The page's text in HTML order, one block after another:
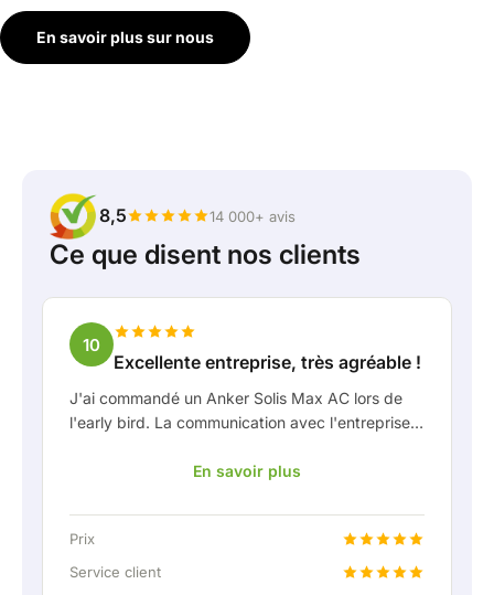
En savoir plus sur nous
8,5 14 000+ avis
Ce que disent nos clients
10
Excellente entreprise, très agréable !
J'ai commandé un Anker Solis Max AC lors de
l'early bird. La communication avec l'entreprise,
en tant que client. Rico m'a tenu bien informé de
partagée. Après avoir convenu de la livraison, on
m'a même proposé gratuitement une connexion
fixe pour pouvoir raccorder la batterie
En savoir plus
Prix
Service client